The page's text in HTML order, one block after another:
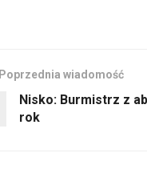
Poprzednia wiadomość
Nisko: Burmistrz z
rok